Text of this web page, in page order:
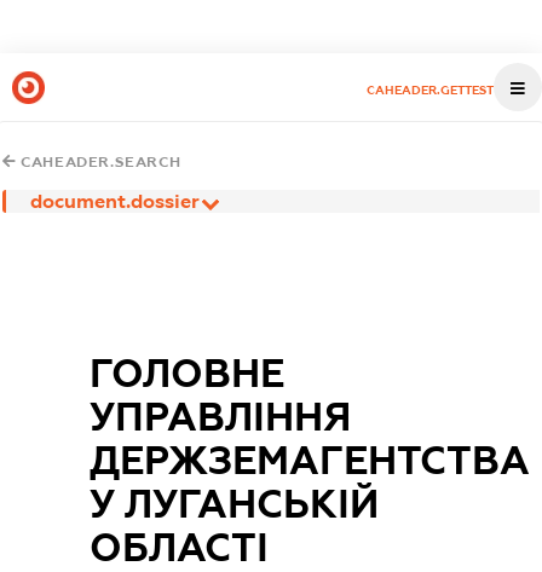
CAHEADER.GETTEST
CAHEADER.SEARCH
document.dossier
ГОЛОВНЕ
УПРАВЛІННЯ
ДЕРЖЗЕМАГЕНТСТВА
У ЛУГАНСЬКІЙ
ОБЛАСТІ